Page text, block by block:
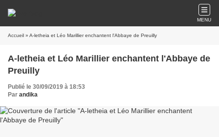
MENU
Accueil » A-letheia et Léo Marillier enchantent l'Abbaye de Preuilly
A-letheia et Léo Marillier enchantent l'Abbaye de
Preuilly
Publié le 30/09/2019 à 18:53
Par andika